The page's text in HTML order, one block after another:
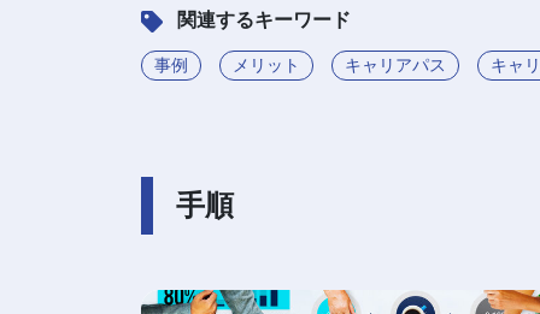
関連するキーワード
事例 メリット キャリアパス キャ
手順